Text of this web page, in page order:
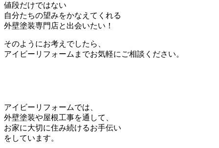
値段だけではない
自分たちの望みをかなえてくれる
外壁塗装専門店と出会いたい！
そのようにお考えでしたら、
アイビーリフォームまでお気軽にご相談ください。
アイビーリフォームでは、
外壁塗装や屋根工事を通して、
お家に大切に住み続けるお手伝い
をしています。